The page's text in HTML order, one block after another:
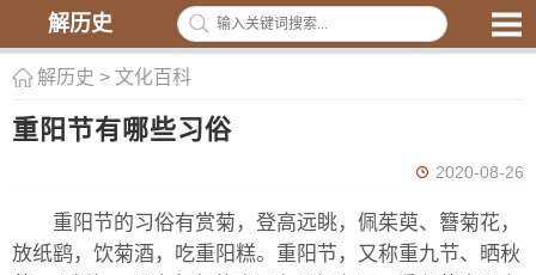
解历史
解历史 > 文化百科
重阳节有哪些习俗
2020-08-26
重阳节的习俗有赏菊，登高远眺，佩茱萸、簪菊花，
放纸鹞，饮菊酒，吃重阳糕。重阳节，又称重九节、晒秋